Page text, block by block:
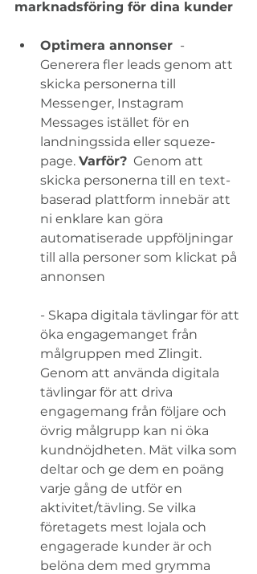
marknadsföring för dina kunder
Optimera annonser -
Generera fler leads genom att
skicka personerna till
Messenger, Instagram
Messages istället för en
landningssida eller squeze-
page. Varför?
  Genom att
skicka personerna till en text-
baserad plattform innebär att
ni enklare kan göra
automatiserade uppföljningar
till alla personer som klickat på
annonsen
- Skapa digitala tävlingar för att
öka engagemanget från
målgruppen med Zlingit.
Genom att använda digitala
tävlingar för att driva
engagemang från följare och
övrig målgrupp kan ni öka
kundnöjdheten. Mät vilka som
deltar och ge dem en poäng
varje gång de utför en
aktivitet/tävling. Se vilka
företagets mest lojala och
engagerade kunder är och
belöna dem med grymma